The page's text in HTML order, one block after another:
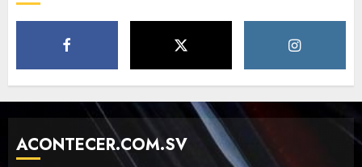
MAYO 14, 2024
The full story of
Thailand’s extraordinary
cave rescue
ACONTECER.COM.SV